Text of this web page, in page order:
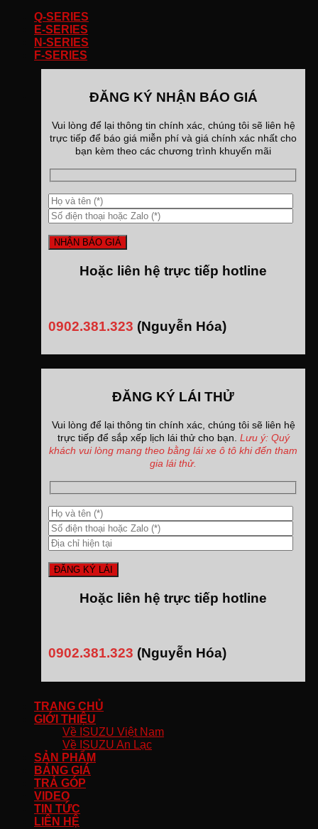
Q-SERIES
E-SERIES
N-SERIES
F-SERIES
ĐĂNG KÝ NHẬN BÁO GIÁ
Vui lòng để lại thông tin chính xác, chúng tôi sẽ liên hệ
trực tiếp để báo giá miễn phí và giá chính xác nhất cho
bạn kèm theo các chương trình khuyến mãi
Hoặc liên hệ trực tiếp hotline
0902.381.323 (Nguyễn Hóa)
ĐĂNG KÝ LÁI THỬ
Vui lòng để lại thông tin chính xác, chúng tôi sẽ liên hệ
trực tiếp để sắp xếp lịch lái thử cho bạn. Lưu ý: Quý
khách vui lòng mang theo bằng lái xe ô tô khi đến tham
gia lái thử.
Hoặc liên hệ trực tiếp hotline
0902.381.323 (Nguyễn Hóa)
TRANG CHỦ
GIỚI THIỆU
Về ISUZU Việt Nam
Về ISUZU An Lạc
SẢN PHẨM
BẢNG GIÁ
TRẢ GÓP
VIDEO
TIN TỨC
LIÊN HỆ